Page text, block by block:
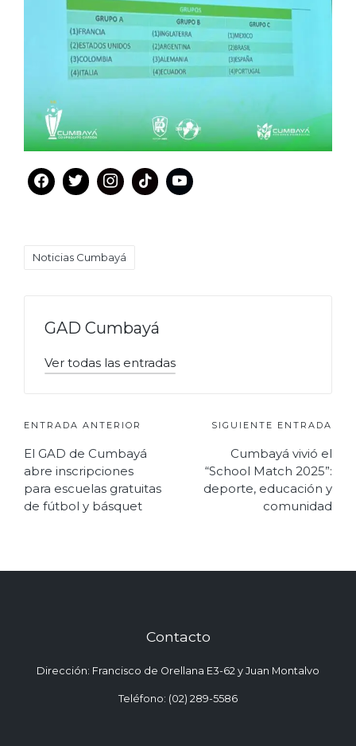
Noticias Cumbayá
GAD Cumbayá
Ver todas las entradas
Navegación
de
entradas
ENTRADA ANTERIOR
El GAD de Cumbayá
abre inscripciones
para escuelas gratuitas
de fútbol y básquet
SIGUIENTE ENTRADA
Cumbayá vivió el
“School Match 2025”:
deporte, educación y
comunidad
Contacto
Dirección: Francisco de Orellana E3-62 y Juan Montalvo
Teléfono: (02) 289-5586